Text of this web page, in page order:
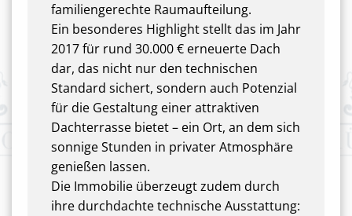
familiengerechte Raumaufteilung.
Ein besonderes Highlight stellt das im Jahr
2017 für rund 30.000 € erneuerte Dach
dar, das nicht nur den technischen
Standard sichert, sondern auch Potenzial
für die Gestaltung einer attraktiven
Dachterrasse bietet – ein Ort, an dem sich
sonnige Stunden in privater Atmosphäre
genießen lassen.
Die Immobilie überzeugt zudem durch
ihre durchdachte technische Ausstattung: